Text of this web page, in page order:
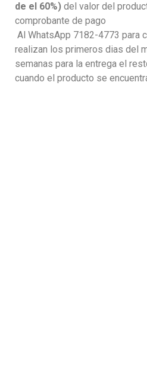
de el 60%) del valor del
comprobante de pago
Al WhatsApp 7182-4773 para
realizan los primeros dias del
semanas para la entrega el
cuando el producto se